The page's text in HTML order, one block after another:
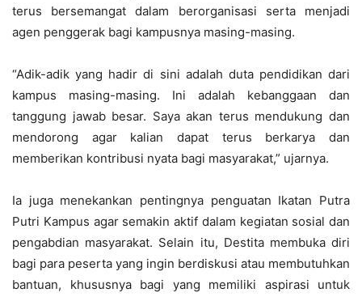
terus bersemangat dalam berorganisasi serta menjadi
agen penggerak bagi kampusnya masing-masing.
“Adik-adik yang hadir di sini adalah duta pendidikan dari
kampus masing-masing. Ini adalah kebanggaan dan
tanggung jawab besar. Saya akan terus mendukung dan
mendorong agar kalian dapat terus berkarya dan
memberikan kontribusi nyata bagi masyarakat,” ujarnya.
Ia juga menekankan pentingnya penguatan Ikatan Putra
Putri Kampus agar semakin aktif dalam kegiatan sosial dan
pengabdian masyarakat. Selain itu, Destita membuka diri
bagi para peserta yang ingin berdiskusi atau membutuhkan
bantuan, khususnya bagi yang memiliki aspirasi untuk